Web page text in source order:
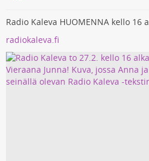
Radio Kaleva HUOMENNA kello 16
radiokaleva.fi